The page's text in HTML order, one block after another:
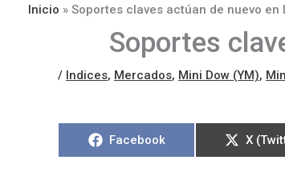
Inicio » Soportes claves actúan de nuevo en
Soportes
/ Indices, Mercados, Mini Dow (YM),
Compartir
Facebook
en
X